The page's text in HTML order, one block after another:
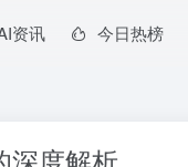
资讯 今日热榜